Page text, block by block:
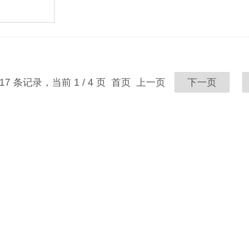
条记录，当前 1 / 4 页 首页 上一页 下一页